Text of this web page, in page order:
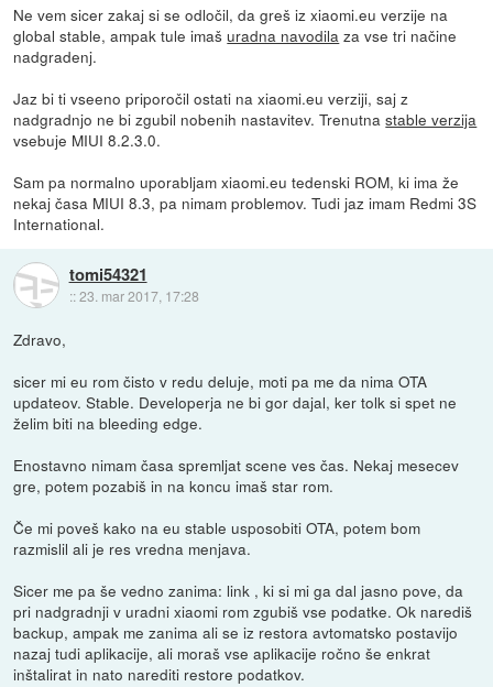
Ne vem sicer zakaj si se odločil, da greš iz xiaomi.eu verzije na
global stable, ampak tule imašuradna navodila za vse tri načine
nadgradenj.
Jaz bi ti vseeno priporočil ostati na xiaomi.eu verziji, saj z
nadgradnjo ne bi zgubil nobenih nastavitev. Trenutnastable verzija
vsebuje MIUI 8.2.3.0.
Sam pa normalno uporabljam xiaomi.eu tedenski ROM, ki ima že
nekaj časa MIUI 8.3, pa nimam problemov. Tudi jaz imam Redmi 3S
International.
tomi54321
::23. mar 2017, 17:28
Zdravo,
sicer mi eu rom čisto v redu deluje, moti pa me da nima OTA
updateov. Stable. Developerja ne bi gor dajal, ker tolk si spet ne
želim biti na bleeding edge.
Enostavno nimam časa spremljat scene ves čas. Nekaj mesecev
gre, potem pozabiš in na koncu imaš star rom.
Če mi poveš kako na eu stable usposobiti OTA, potem bom
razmislil ali je res vredna menjava.
Sicer me pa še vedno zanima: link , ki si mi ga dal jasno pove, da
pri nadgradnji v uradni xiaomi rom zgubiš vse podatke. Ok narediš
backup, ampak me zanima ali se iz restora avtomatsko postavijo
nazaj tudi aplikacije, ali moraš vse aplikacije ročno še enkrat
inštalirat in nato narediti restore podatkov.